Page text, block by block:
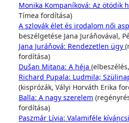
Monika Kompaníková: Az ötödik
Tímea fordítása)
A szlovák élet és irodalom női
beszélgetése Jana Juráňovával,
Jana Juráňová: Rendezetlen ügy
fordítása)
Dušan Mitana: A héja
Richard Pupala: Ludmila;
(kisprózák, Vályi Horváth Erika
Balla: A nagy szerelem
fordítása)
Paszmár Lívia: Valamiféle